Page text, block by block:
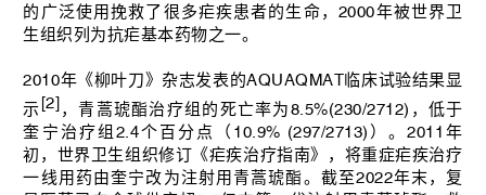
的广泛使用挽救了很多疟疾患者的生命，2000年被世界卫
生组织列为抗疟基本药物之一。
2010年《柳叶刀》杂志发表的AQUAQMAT临床试验结果显
示 [2] ，青蒿琥酯治疗组的死亡率为8.5%(230/2712)，低于
奎宁治疗组2.4个百分点（10.9% (297/2713)）。2011年
初，世界卫生组织修订《疟疾治疗指南》，将重症疟疾治疗
一线用药由奎宁改为注射用青蒿琥酯。截至2022年末，复